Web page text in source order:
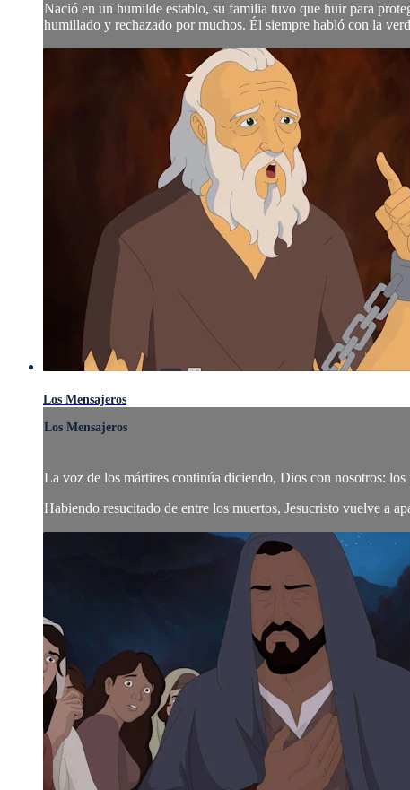
Nació en un humilde establo, su familia tuvo que huir para
humillado y rechazado por muchos. Él siempre habló con la
Los Mensajeros
Los Mensajeros
La voz de los mártires continúa diciendo, Dios con nosotros:
Habiendo resucitado de entre los muertos, Jesucristo vuelve a